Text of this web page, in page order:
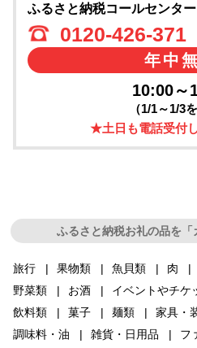
ふるさと納税コールセンター
0120-426-371
年中
10:00～
（1/1～1/3
★土日も電話受付
ふるさと納税お礼の品を
旅行 果物類 魚貝類 肉
野菜類
お酒 イベントやチケ
飲料類
菓子 麺類 家具・
調味料・油
雑貨・日用品 フ